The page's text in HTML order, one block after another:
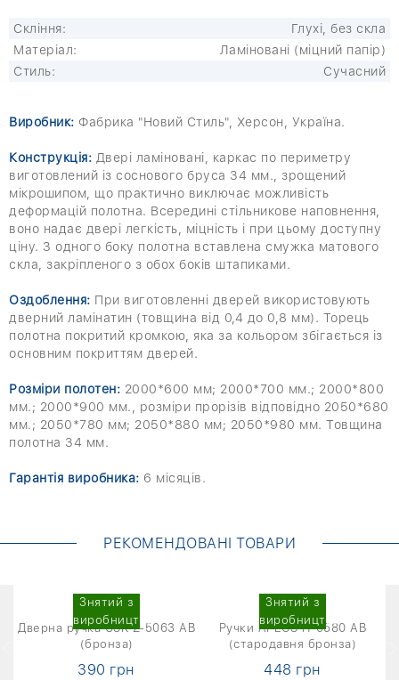
Скління:
Глухі, без скла
Матеріал:
Ламіновані (міцний папір)
Стиль:
Сучасний
Виробник: Фабрика "Новий Стиль", Херсон, Україна.
Конструкція: Двері ламіновані, каркас по периметру
виготовлений із соснового бруса 34 мм., зрощений
мікрошипом, що практично виключає можливість
деформацій полотна. Всередині стільникове наповнення,
воно надає двері легкість, міцність і при цьому доступну
ціну. З одного боку полотна вставлена смужка матового
скла, закріпленого з обох боків штапиками.
Оздоблення: При виготовленні дверей використовують
дверний ламінатин (товщина від 0,4 до 0,8 мм). Торець
полотна покритий кромкою, яка за кольором збігається із
основним покриттям дверей.
Розміри полотен: 2000*600 мм; 2000*700 мм.; 2000*800
мм.; 2000*900 мм., розміри прорізів відповідно 2050*680
мм.; 2050*780 мм; 2050*880 мм; 2050*980 мм. Товщина
полотна 34 мм.
Гарантія виробника: 6 місяців.
РЕКОМЕНДОВАНІ ТОВАРИ
Знятий з
виробництва
Дверна ручка USK Z-5063 AB
(бронза)
390 грн
Знятий з
виробництва
Ручки APECS H-0580 AB
(стародавня бронза)
448 грн